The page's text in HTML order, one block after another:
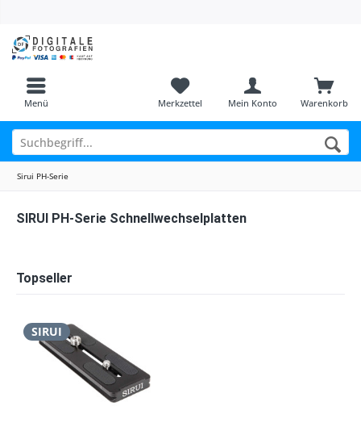
Menü Warenkorb
Merkzettel Mein Konto
Sirui PH-Serie
SIRUI PH-Serie Schnellwechselplatten
Topseller
SIRUI